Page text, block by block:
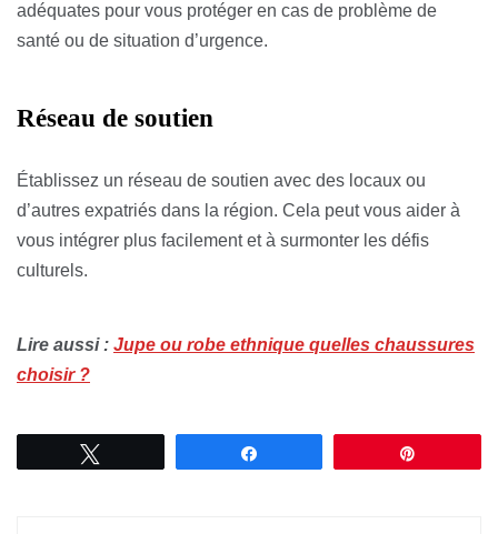
adéquates pour vous protéger en cas de problème de
santé ou de situation d’urgence.
Réseau de soutien
Établissez un réseau de soutien avec des locaux ou
d’autres expatriés dans la région. Cela peut vous aider à
vous intégrer plus facilement et à surmonter les défis
culturels.
Lire aussi : Jupe ou robe ethnique quelles chaussures
choisir ?